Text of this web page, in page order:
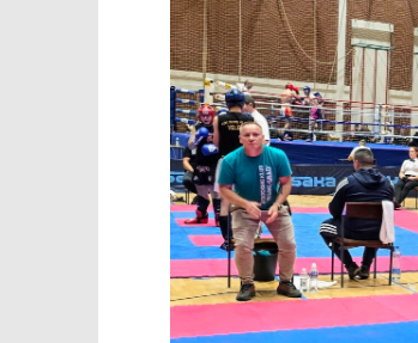
Kickbox klub Slatina na
međunarodnom turniru u
Kutini uzeo tri zlata
25.11.2024.
slatina.net